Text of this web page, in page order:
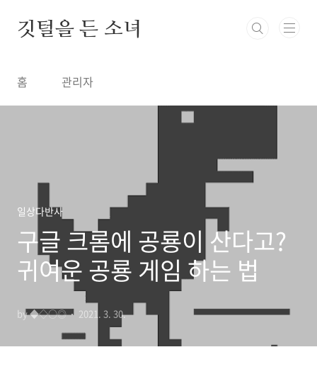
깃털을 든 소녀
홈 관리자
일상다반사
구글 크롬에 공룡이 산다고?
귀여운 공룡 게임 하는 법
by ◆◇○◎ 2021. 3. 30.